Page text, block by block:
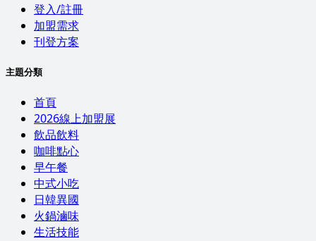
登入/註冊
加盟需求
刊登方案
主題分類
首頁
2026線上加盟展
飲品飲料
咖啡點心
早午餐
中式小吃
日韓異國
火鍋滷味
生活技能